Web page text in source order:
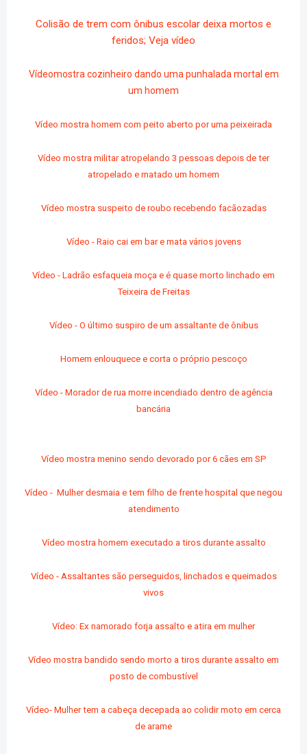
Colisão de trem com ônibus escolar deixa mortos e
feridos; Veja vídeo
Vídeomostra cozinheiro dando uma punhalada mortal em
um homem
Vídeo mostra homem com peito aberto por uma peixeirada
Vídeo mostra militar atropelando 3 pessoas depois de ter
atropelado e matado um homem
Vídeo mostra suspeito de roubo recebendo facãozadas
Vídeo - Raio cai em bar e mata vários jovens
Vídeo - Ladrão esfaqueia moça e é quase morto linchado em
Teixeira de Freitas
Vídeo - O último suspiro de um assaltante de ônibus
Homem enlouquece e corta o próprio pescoço
Vídeo - Morador de rua morre incendiado dentro de agência
bancária
Vídeo mostra menino sendo devorado por 6 cães em SP
Vídeo - Mulher desmaia e tem filho de frente hospital que negou
atendimento
Vídeo mostra homem executado a tiros durante assalto
Vídeo - Assaltantes são perseguidos, linchados e queimados
vivos
Vídeo: Ex namorado forja assalto e atira em mulher
Vídeo mostra bandido sendo morto a tiros durante assalto em
posto de combustível
Vídeo- Mulher tem a cabeça decepada ao colidir moto em cerca
de arame